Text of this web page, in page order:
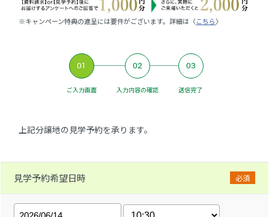
※キャンペーン特典の進呈には要件がございます。詳細は〈こちら〉
01
ご入力画面
02
入力内容の確認
03
送信完了
上記分譲地の見学予約を承ります。
見学予約希望日時 必須